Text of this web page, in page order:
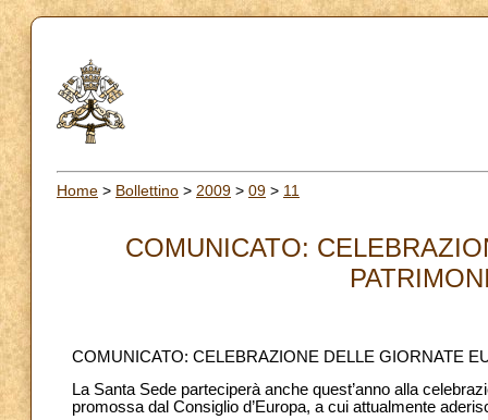
Home > Bollettino > 2009 > 09 > 11
COMUNICATO:
COMUNICATO: CELEBRAZIONE DELLE GIORNATE
La Santa Sede parteciperà anche quest’anno alla
promossa dal Consiglio d’Europa, a cui attualmente